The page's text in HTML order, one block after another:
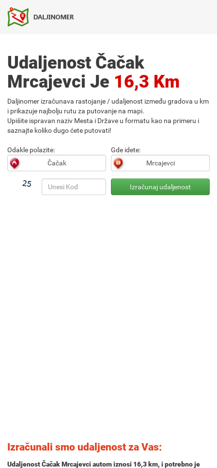
Udaljenost Čačak
Mrcajevci Je 16,3 Km
Daljinomer izračunava rastojanje / udaljenost između gradova u km
i prikazuje najbolju rutu za putovanje na mapi.
Upišite ispravan naziv Mesta i Države u formatu kao na primeru i
saznajte koliko dugo ćete putovati!
Odakle polazite: Gde idete:
Izračunali smo udaljenost za Vas:
Udaljenost Čačak Mrcajevci autom iznosi 16,3 km, i potrebno je